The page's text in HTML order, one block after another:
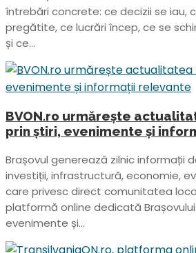
întrebări concrete: ce decizii se iau,
pregătite, ce lucrări încep, ce se
și ce...
BVON.ro urmărește
prin știri, evenimente și
Brașovul generează zilnic informații
investiții, infrastructură, economie,
care privesc direct comunitatea
platformă online dedicată
evenimente și...